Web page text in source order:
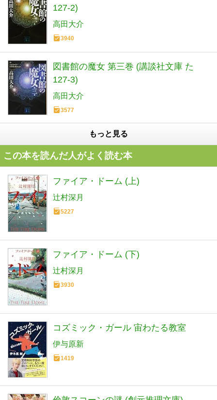
127-2)
高田大介
3940
図書館の魔女 第三巻 (講談社文庫 た
127-3)
高田大介
3577
もっと見る
この本を読んだ人がよく読む本
ファイア・ドーム (上)
辻村深月
5227
ファイア・ドーム (下)
辻村深月
3930
コズミック・ガール 宙わたる教室
伊与原新
1419